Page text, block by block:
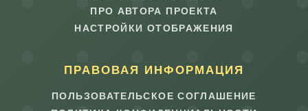
ПРО АВТОРА ПРОЕКТА
НАСТРОЙКИ ОТОБРАЖЕНИЯ
ПРАВОВАЯ ИНФОРМАЦИЯ
ПОЛЬЗОВАТЕЛЬСКОЕ СОГЛАШЕНИЕ